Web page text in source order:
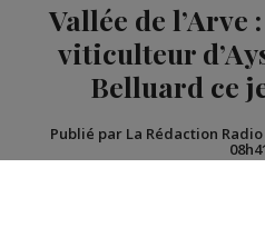
Vallée de
viticulteur
Belluard ce
Publié par La Rédaction